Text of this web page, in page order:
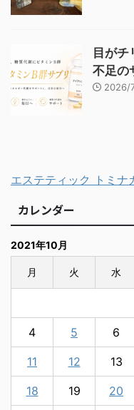
目がチ
不足の
2026/
エステティック トミナ
カレンダー
2021年10月
月 火 水
4 5 6
11 12 13
18 19 20